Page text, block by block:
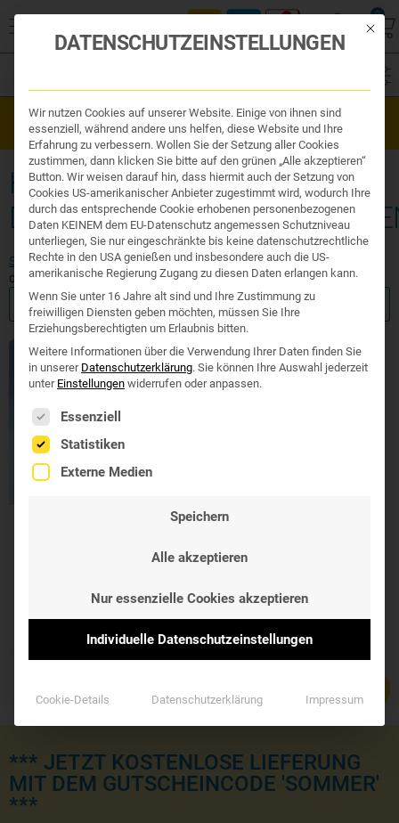
0
Organe & Organ Uhr
Traditionelle Medizin
Nahrungsergänzung
Kosmetik und Hygiene
Ihr Apotheker
Westend Online-Shop: Sicher, schnell und 24/7 für Sie da!
Gratisversand ab €50
HEILPILZE IMMUNSYSTEM
Start/ Produkte verschlagwortet mit „heilpilze immunsystem
durchblutungsstörungen“
FILTER ANZEIGEN
37,70 €
*** JETZT KOSTENLOSE LIEFERUNG
MIT DEM GUTSCHEINCODE 'SOMMER'
***
Mit
DATENSCHUTZEINSTELLUNGEN
Wir nutzen Cookies auf unserer Website. Einige von ihnen sind
essenziell, während andere uns helfen, diese Website und Ihre
Erfahrung zu verbessern. Wollen Sie der Setzung aller Cookies
zustimmen, dann klicken Sie bitte auf den grünen „Alle akzeptieren“
Button. Wir weisen darauf hin, dass hiermit auch der Setzung von
Cookies US-amerikanischer Anbieter zugestimmt wird, wodurch Ihre
durch das entsprechende Cookie erhobenen personenbezogenen
Daten KEINEM dem EU-Datenschutz angemessen Schutzniveau
unterliegen, Sie nur eingeschränkte bis keine datenschutzrechtliche
Rechte in den USA genießen und insbesondere auch die US-
amerikanische Regierung Zugang zu diesen Daten erlangen kann.
Wenn Sie unter 16 Jahre alt sind und Ihre Zustimmung zu
freiwilligen Diensten geben möchten, müssen Sie Ihre
Erziehungsberechtigten um Erlaubnis bitten.
Weitere Informationen über die Verwendung Ihrer Daten finden Sie
in unserer Datenschutzerklärung. Sie können Ihre Auswahl jederzeit
unter Einstellungen widerrufen oder anpassen.
Es folgt eine Liste der Service-Gruppen, für die eine
Essenziell
Statistiken
Externe Medien
Speichern
Alle akzeptieren
Nur essenzielle Cookies akzeptieren
Individuelle Datenschutzeinstellungen
Cookie-Details Datenschutzerklärung Impressum